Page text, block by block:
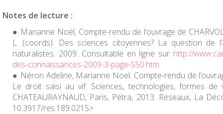
Notes de lecture :
Marianne Noël, Compte-rendu de l’ouvrage de
L. (coords). Des sciences citoyennes? La question de
naturalistes. 2009. Consultable en ligne sur http://
des-connaissances-2009-3-page-550.htm
Néron Adeline, Marianne Noel. Compte-rendu de
Le droit saisi au vif. Sciences, technologies, formes de
CHATEAURAYNAUD, Paris, Pétra, 2013. Réseaux, La
10.3917/res.189.0215>